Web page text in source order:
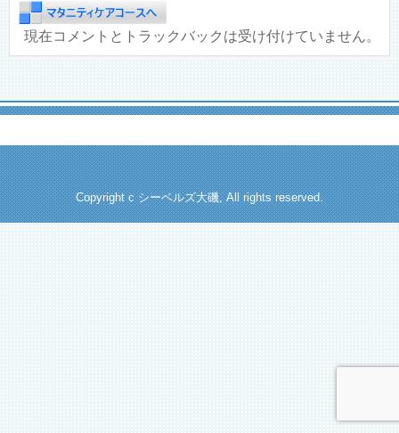
現在コメントとトラックバックは受け付けていません。
Copyright c シーベルズ大磯, All rights reserved.